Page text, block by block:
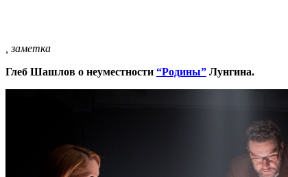
, заметка
Глеб Шашлов о неуместности “Родины” Лунгина.